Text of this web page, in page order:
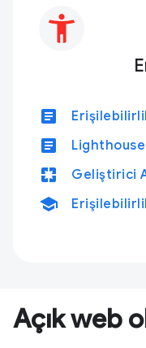
article
article
pages Geliştirici
school
Açık web